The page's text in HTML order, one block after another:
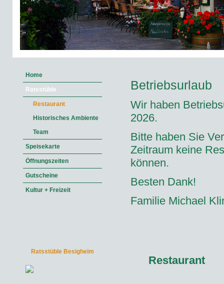
Home
Ratsstüble
Restaurant
Historisches Ambiente
Team
Speisekarte
Öffnungszeiten
Gutscheine
Kultur + Freizeit
Ratsstüble Besigheim
Betriebsurlaub
Wir haben
2026.
Bitte haben Sie
Zeitraum keine
können.
Besten Dank!
Familie Michael
Restaurant